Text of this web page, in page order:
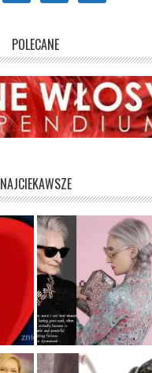
POLECANE
NAJCIEKAWSZE